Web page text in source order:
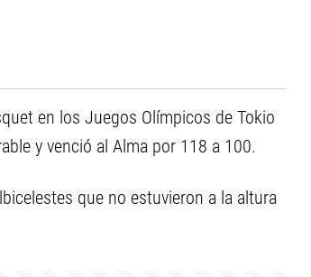
en los Juegos Olímpicos de Tokio
y venció al Alma por 118 a 100.
que no estuvieron a la altura